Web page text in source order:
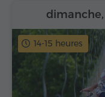
14-15 heures